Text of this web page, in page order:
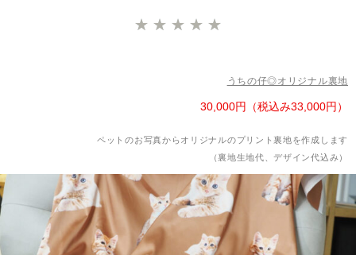
★ ★ ★ ★ ★
うちの仔◎オリジナル裏地
30,000円（税込み33,000円）
ペットのお写真からオリジナルのプリント裏地を作成します
（裏地生地代、デザイン代込み）